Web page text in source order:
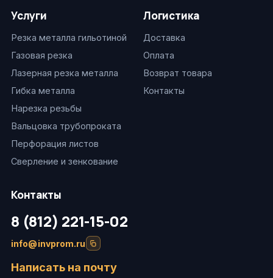
Услуги
Резка металла гильотиной
Газовая резка
Лазерная резка металла
Гибка металла
Нарезка резьбы
Вальцовка трубопроката
Перфорация листов
Сверление и зенкование
Логистика
Доставка
Оплата
Возврат товара
Контакты
Контакты
8 (812) 221-15-02
info@invprom.ru
Написать на почту